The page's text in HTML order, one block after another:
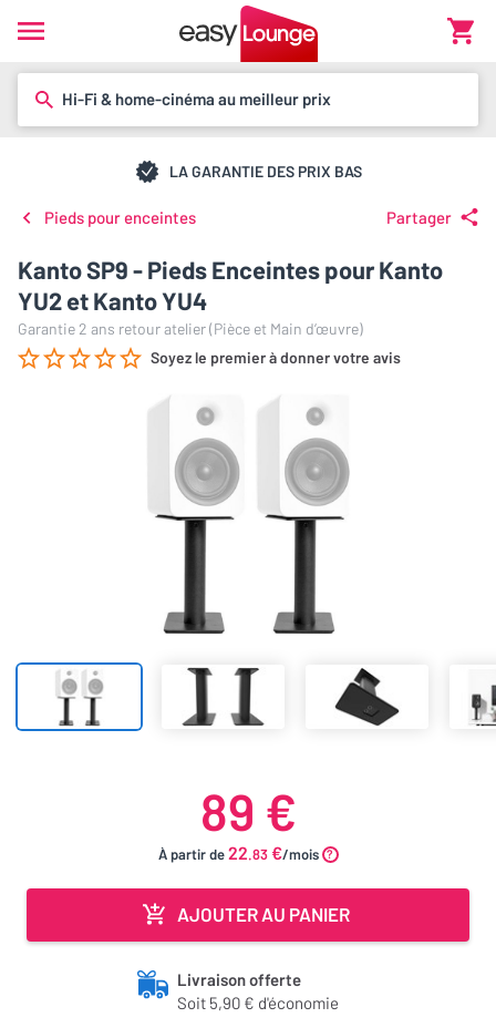
Hi-Fi & home-cinéma au meilleur prix
LA GARANTIE DES PRIX BAS
Pieds pour enceintes Partager
Kanto SP9 - Pieds Enceintes pour Kanto
YU2 et Kanto YU4
Garantie 2 ans retour atelier (Pièce et Main d’œuvre)
Soyez le premier à donner votre avis
89 €
À partir de22.83€/mois
AJOUTER AU PANIER
Livraison offerte
Soit 5,90 € d'économie